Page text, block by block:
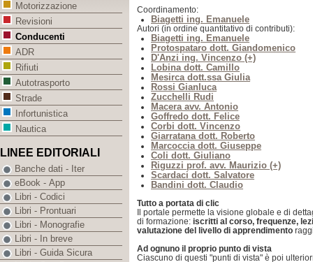
Coordinamento:
Biagetti ing. Emanuele
Autori (in ordine quantitativo di contributi):
Biagetti ing. Emanuele
Protospataro dott. Giandomenico
D'Anzi ing. Vincenzo (+)
Lobina dott. Camillo
Mesirca dott.ssa Giulia
Rossi Gianluca
Zucchelli Rudi
Macera avv. Antonio
Goffredo dott. Felice
Corbi dott. Vincenzo
Giarratana dott. Roberto
Marcoccia dott. Giuseppe
Coli dott. Giuliano
Riguzzi prof. avv. Maurizio (+)
Scardaci dott. Salvatore
Bandini dott. Claudio
Tutto a portata di clic
Il portale permette la visione globale e di
di formazione: iscritti al corso, frequenze,
valutazione del livello di apprendimento
Ad ognuno il proprio punto di vista
Ciascuno di questi "punti di vista" è poi
Motorizzazione
Revisioni
Conducenti
ADR
Rifiuti
Autotrasporto
Strade
Infortunistica
Nautica
LINEE EDITORIALI
Banche dati - Iter
eBook - App
Libri - Codici
Libri - Prontuari
Libri - Monografie
Libri - In breve
Libri - Guida Sicura